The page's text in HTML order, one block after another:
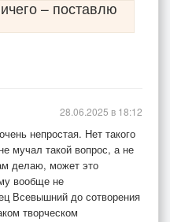
– поставлю
непростая. Нет такого
мучал такой вопрос, а не
делаю, может это
вообще не
Всевышний до сотворения
творческом
28.06.2025 в 18:12